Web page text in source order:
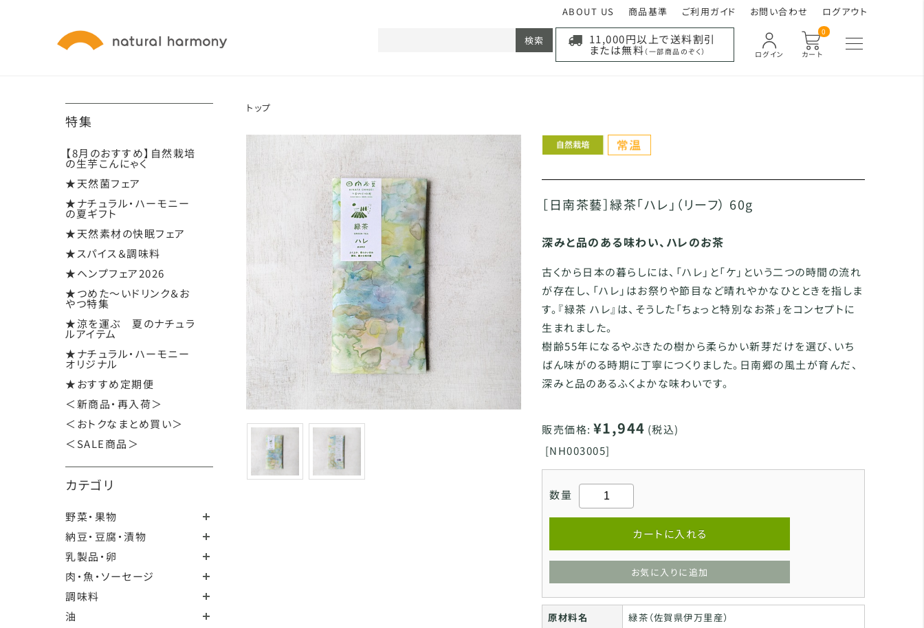
ABOUT US 商品基準 ご利用ガイド お問い合わせ ログアウト
カート
0
ログイン
11,000円以上で送料割引
または無料 （一部商品のぞく）
検索
特集
【8月のおすすめ】自然栽培
の生芋こんにゃく
★天然菌フェア
★ナチュラル・ハーモニー
の夏ギフト
★天然素材の快眠フェア
★スパイス＆調味料
★ヘンプフェア2026
★つめた～いドリンク＆お
やつ特集
★涼を運ぶ 夏のナチュラ
ルアイテム
★ナチュラル・ハーモニー
オリジナル
★おすすめ定期便
＜新商品・再入荷＞
＜おトクなまとめ買い＞
＜SALE商品＞
カテゴリ
野菜・果物
納豆・豆腐・漬物
乳製品・卵
肉・魚・ソーセージ
調味料
油
トップ
［日南茶藝］緑茶「ハレ」（リーフ） 60g
深みと品のある味わい、ハレのお茶
古くから日本の暮らしには、「ハレ」と「ケ」という二つの時間の流れ
が存在し、「ハレ」はお祭りや節目など晴れやかなひとときを指しま
す。『緑茶 ハレ』は、そうした「ちょっと特別なお茶」をコンセプトに
生まれました。
樹齢55年になるやぶきたの樹から柔らかい新芽だけを選び、いち
ばん味がのる時期に丁寧につくりました。日南郷の風土が育んだ、
深みと品のあるふくよかな味わいです。
販売価格: ¥1,944 (税込)
[NH003005]
数量
カートに入れる
お気に入りに追加
原材料名
緑茶（佐賀県伊万里産）